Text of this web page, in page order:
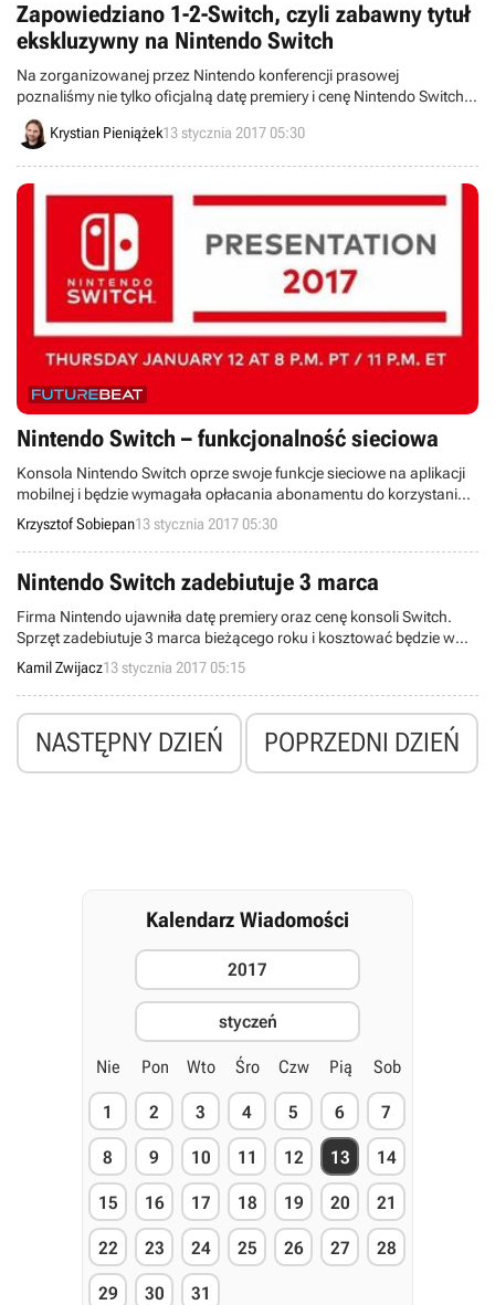
Zapowiedziano 1-2-Switch, czyli zabawny tytuł
ekskluzywny na Nintendo Switch
Na zorganizowanej przez Nintendo konferencji prasowej
poznaliśmy nie tylko oficjalną datę premiery i cenę Nintendo Switch,
lecz także mogliśmy zapoznać się z nowymi, nieznanymi wcześniej
tytułami. Na dobry początek – 1-2-Switch.
Krystian Pieniążek13 stycznia 2017 05:30
Nintendo Switch – funkcjonalność sieciowa
Konsola Nintendo Switch oprze swoje funkcje sieciowe na aplikacji
mobilnej i będzie wymagała opłacania abonamentu do korzystania z
nich (od jesieni). Urządzenie nie będzie też zablokowane w
poszczególnych regionach.
Krzysztof Sobiepan13 stycznia 2017 05:30
Nintendo Switch zadebiutuje 3 marca
Firma Nintendo ujawniła datę premiery oraz cenę konsoli Switch.
Sprzęt zadebiutuje 3 marca bieżącego roku i kosztować będzie w
USA 299 dolarów.
Kamil Zwijacz13 stycznia 2017 05:15
NASTĘPNY DZIEŃ POPRZEDNI DZIEŃ
Kalendarz Wiadomości
2017
styczeń
Nie Pon Wto Śro Czw Pią Sob
1 2 3 4 5 6 7
8 9 10 11 12 13 14
15 16 17 18 19 20 21
22 23 24 25 26 27 28
29 30 31